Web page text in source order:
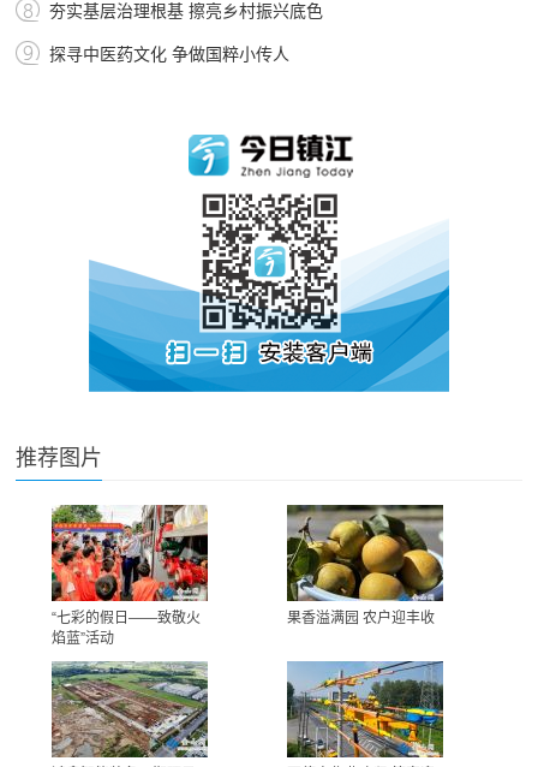
夯实基层治理根基 擦亮乡村振兴底色
探寻中医药文化 争做国粹小传人
推荐图片
“七彩的假日——致敬火
焰蓝”活动
果香溢满园 农户迎丰收